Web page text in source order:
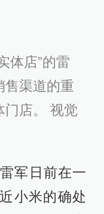
体店”的雷
售渠道的重
门店。 视觉
军日前在一
小米的确处